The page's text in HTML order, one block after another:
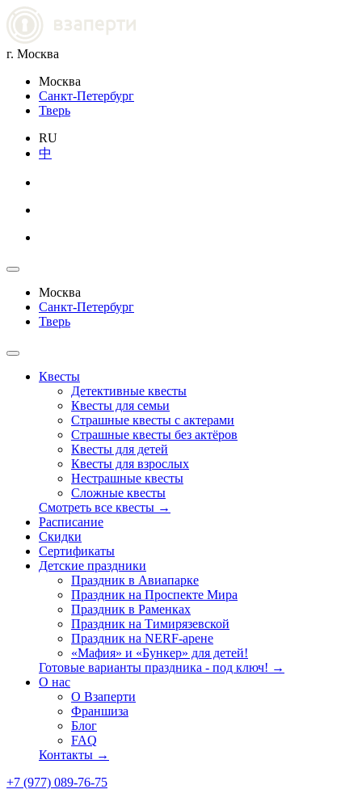
г. Москва
Москва
Санкт-Петербург
Тверь
RU
中
Москва
Санкт-Петербург
Тверь
Квесты
Детективные квесты
Квесты для семьи
Страшные квесты с актерами
Страшные квесты без актёров
Квесты для детей
Квесты для взрослых
Нестрашные квесты
Сложные квесты
Смотреть все квесты →
Расписание
Скидки
Сертификаты
Детские праздники
Праздник в Авиапарке
Праздник на Проспекте Мира
Праздник в Раменках
Праздник на Тимирязевской
Праздник на NERF-арене
«Мафия» и «Бункер» для детей!
Готовые варианты праздника - под ключ! →
О нас
О Взаперти
Франшиза
Блог
FAQ
Контакты →
+7 (977) 089-76-75